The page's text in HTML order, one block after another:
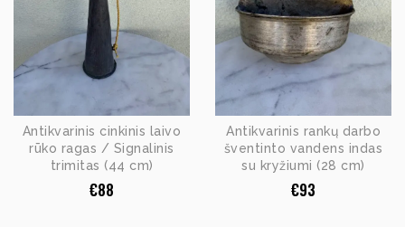
Antikvarinis cinkinis laivo
rūko ragas / Signalinis
trimitas (44 cm)
€88
Antikvarinis rankų darbo
šventinto vandens indas
su kryžiumi (28 cm)
€93